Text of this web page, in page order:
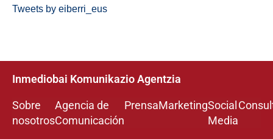
Tweets by eiberri_eus
Inmediobai Komunikazio Agentzia
Sobre
nosotros
Agencia de
Comunicación
PrensaMarketingSocial
Media